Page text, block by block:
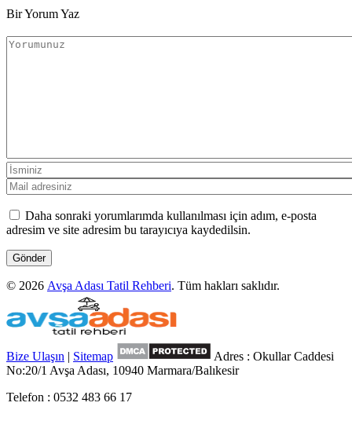
Bir Yorum Yaz
Daha sonraki yorumlarımda kullanılması için adım, e-posta
adresim ve site adresim bu tarayıcıya kaydedilsin.
© 2026 Avşa Adası Tatil Rehberi. Tüm hakları saklıdır.
Bize Ulaşın | Sitemap
Adres : Okullar Caddesi
No:20/1 Avşa Adası, 10940 Marmara/Balıkesir
Telefon : 0532 483 66 17